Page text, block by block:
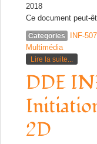
2018
Ce document peut-
Categories INF-
Multimédia
Lire la suite...
DDE
2D